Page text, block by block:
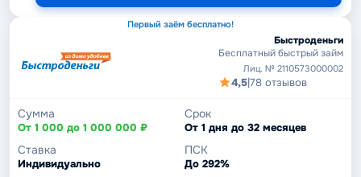
Первый заём бесплатно!
Быстроденьги
Бесплатный быстрый займ
Лиц. № 2110573000002
4,5|78 отзывов
Сумма
От 1 000 до 1 000 000 ₽
Срок
От 1 дня до 32 месяцев
Ставка
Индивидуально
ПСК
До 292%